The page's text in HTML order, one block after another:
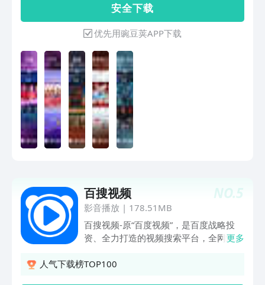
在回归前夜的权力寒局；《10间敢死
队》看蒋龙张弛带你重新定义生命。综艺
《国乐无双》看全新视角致敬岁月金曲、
重塑音乐表达，绽放当代华语乐坛独有的
声韵与风华；《天赐的声音第七季》看乐
坛资深唱将、新生代实力歌手以及跨界演
员，打破职业与风格的壁垒，带来多元碰
撞的舞台表达。上咪咕视频，给你好看!
热门赛事热血出击：中超、英超、西甲、
德甲、意甲、法甲、中网、NBA、WTT、
UFC人气热剧追不停:《悬案》《野狗骨
资源任你挑选】好莱坞大片、高分经典
TVB热剧、限免抗日大剧、二次元热血动
漫持续更新中，等你来嗨!【人气动画 少
儿动漫乐翻天】《蜀山奇仙录第二季》
《百鬼幼儿园第三季》《老蛇修仙传》等
与你乐享卡通时光!【千路卫视高清直播
安 全 下 载
优先用豌豆荚APP下载
NO.5
百搜视频
影音播放 | 178.51MB
百搜视频-原“百度视频”，是百度战略投
资、全力打造的视频搜索平台，全网海量
少儿动画、综艺节目、纪录片等……应有
更多
人气下载榜TOP100